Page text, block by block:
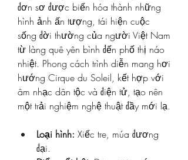
đơn sơ được biến hóa thành những
hình ảnh ấn tượng, tái hiện cuộc
sống đời thường của người Việt Nam
từ làng quê yên bình đến phố thị náo
nhiệt. Phong cách trình diễn mang hơi
hướng Cirque du Soleil, kết hợp với
âm nhạc dân tộc và điện tử, tạo nên
một trải nghiệm nghệ thuật đầy mới lạ.
Loại hình: Xiếc tre, múa đương
đại.